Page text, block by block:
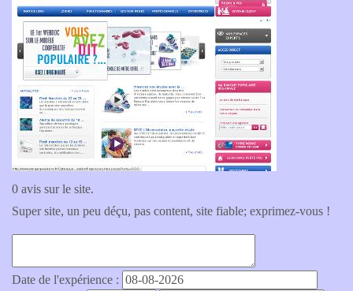
0 avis sur le site.
Super site, un peu déçu, pas content, site fiable; exprimez-vous !
Date de l'expérience :